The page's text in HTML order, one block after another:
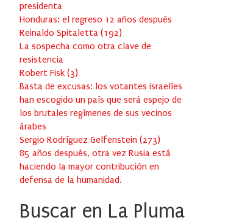
presidenta
Honduras: el regreso 12 años después
Reinaldo Spitaletta (192)
La sospecha como otra clave de
resistencia
Robert Fisk (3)
Basta de excusas: los votantes israelíes
han escogido un país que será espejo de
los brutales regímenes de sus vecinos
árabes
Sergio Rodríguez Gelfenstein (273)
85 años después, otra vez Rusia está
haciendo la mayor contribución en
defensa de la humanidad.
Buscar en La Pluma